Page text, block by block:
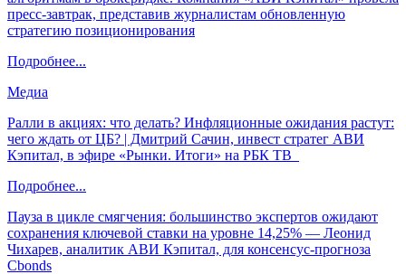
пресс-завтрак, представив журналистам обновленную
стратегию позиционирования
Подробнее...
Медиа
Ралли в акциях: что делать? Инфляционные ожидания растут:
чего ждать от ЦБ? | Дмитрий Сачин, инвест стратег АВИ
Кэпитал, в эфире «Рынки. Итоги» на РБК ТВ
Подробнее...
Пауза в цикле смягчения: большинство экспертов ожидают
сохранения ключевой ставки на уровне 14,25% — Леонид
Чихарев, аналитик АВИ Кэпитал, для консенсус-прогноза
Cbonds